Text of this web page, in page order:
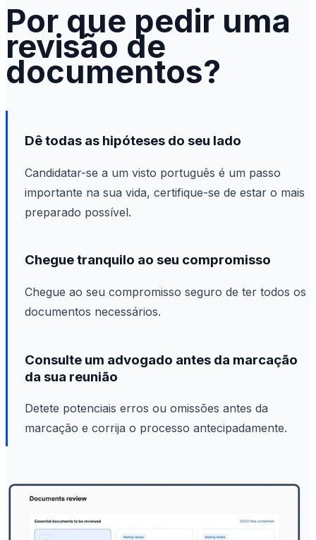
Por que pedir uma
revisão de
documentos?
Dê todas as hipóteses do seu lado
Candidatar-se a um visto português é um passo
importante na sua vida, certifique-se de estar o mais
preparado possível.
Chegue tranquilo ao seu compromisso
Chegue ao seu compromisso seguro de ter todos os
documentos necessários.
Consulte um advogado antes da marcação
da sua reunião
Detete potenciais erros ou omissões antes da
marcação e corrija o processo antecipadamente.